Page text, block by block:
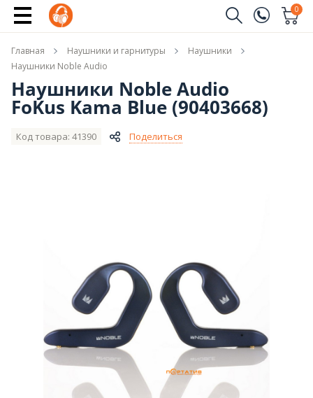
(096)
(044)
0
Имя
Телефон
Главная Наушники и гарнитуры
Наушники
Наушники Noble Audio
Наушники Noble Audio
FoKus Kama Blue (90403668)
Код товара: 41390 Поделиться